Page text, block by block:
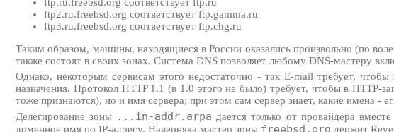
ftp2.ru.freebsd.org соответствует ftp.gamma.ru
ftp3.ru.freebsd.org соответствует ftp.chg.ru
Таким образом, машины, находящиеся в России оказались произвольно (по
также состоят в своих зонах. Система DNS позволяет любому DNS-мастеру
Однако, некоторым сервисам этого недостаточно - так E-mail требует,
назначения. Протокол HTTP 1.1 (в 1.0 этого не было) требует, чтобы в HTTP-
тоже признаются), но и имя сервера; при этом сам сервер знает, какие имена -
Делегирование зоны ...in-addr.arpa дается только от провайдера
доменное имя по IP-адресу. Наверняка мастер зоны freebsd.org держит